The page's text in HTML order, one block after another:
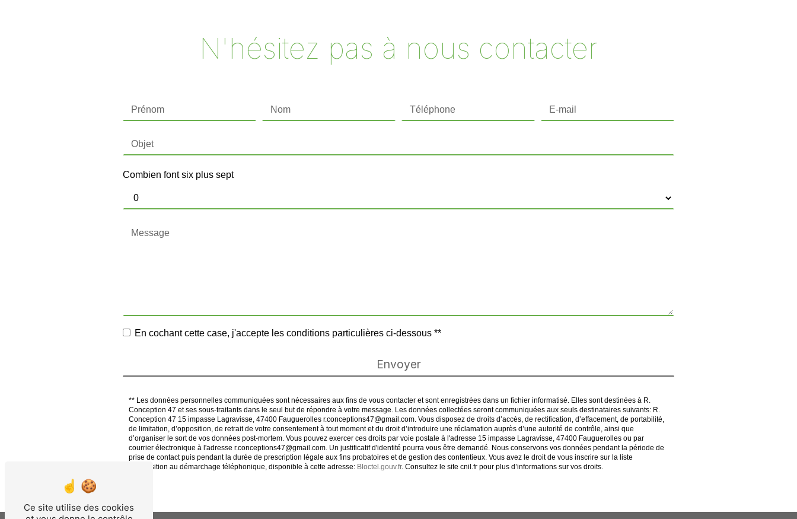
N'hésitez pas à nous contacter
Combien font six plus sept
En cochant cette case, j'accepte les conditions particulières ci-dessous **
Envoyer
** Les données personnelles communiquées sont nécessaires aux fins de vous contacter et sont enregistrées dans un fichier informatisé. Elles sont destinées à R.
Conception 47 et ses sous-traitants dans le seul but de répondre à votre message. Les données collectées seront communiquées aux seuls destinataires suivants: R.
Conception 47 15 impasse Lagravisse, 47400 Fauguerolles r.conceptions47@gmail.com. Vous disposez de droits d’accès, de rectification, d’effacement, de portabilité,
de limitation, d’opposition, de retrait de votre consentement à tout moment et du droit d’introduire une réclamation auprès d’une autorité de contrôle, ainsi que
d’organiser le sort de vos données post-mortem. Vous pouvez exercer ces droits par voie postale à l'adresse 15 impasse Lagravisse, 47400 Fauguerolles ou par
courrier électronique à l'adresse r.conceptions47@gmail.com. Un justificatif d'identité pourra vous être demandé. Nous conservons vos données pendant la période de
prise de contact puis pendant la durée de prescription légale aux fins probatoires et de gestion des contentieux. Vous avez le droit de vous inscrire sur la liste
d'opposition au démarchage téléphonique, disponible à cette adresse: Bloctel.gouv.fr. Consultez le site cnil.fr pour plus d’informations sur vos droits.
Ce site utilise des cookies